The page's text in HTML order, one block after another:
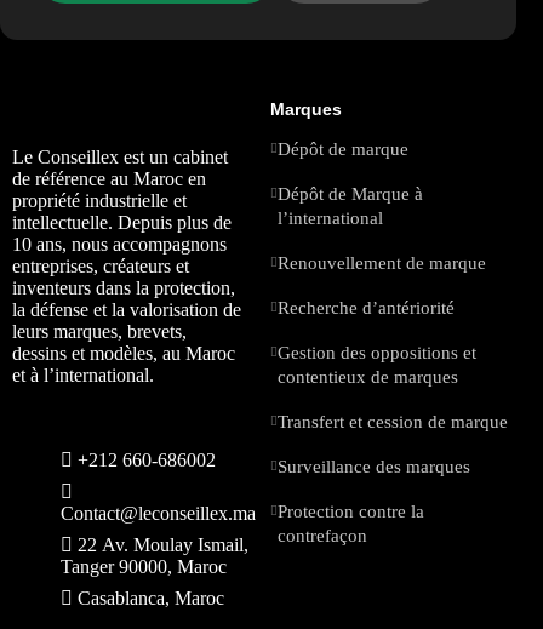
Le Conseillex est un cabinet
de référence au Maroc en
propriété industrielle et
intellectuelle. Depuis plus de
10 ans, nous accompagnons
entreprises, créateurs et
inventeurs dans la protection,
la défense et la valorisation de
leurs marques, brevets,
dessins et modèles, au Maroc
et à l’international.
+212 660-686002
Contact@leconseillex.ma
22 Av. Moulay Ismail,
Tanger 90000, Maroc
Casablanca, Maroc
Marques
Dépôt de marque
Dépôt de Marque à
l’international
Renouvellement de marque
Recherche d’antériorité
Gestion des oppositions et
contentieux de marques
Transfert et cession de marque
Surveillance des marques
Protection contre la
contrefaçon